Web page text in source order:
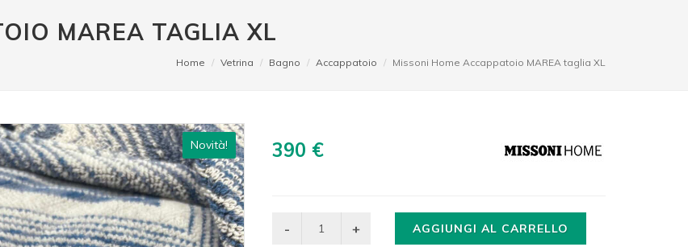
MAREA TAGLIA XL
Home Vetrina Bagno Accappatoio Missoni Home Accappatoio MAREA taglia XL
Novità! 390 €
AGGIUNGI AL CARRELLO